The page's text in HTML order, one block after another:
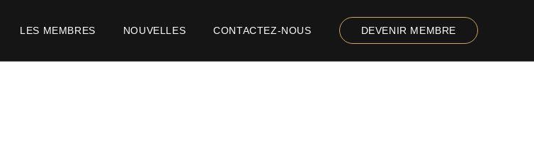
LES MEMBRES NOUVELLES CONTACTEZ-NOUS DEVENIR MEMBRE